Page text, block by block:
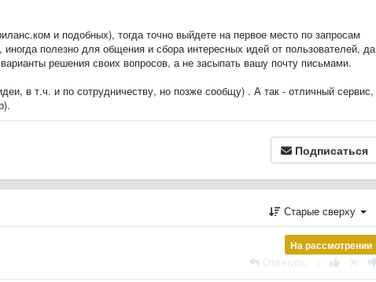
и подобных), тогда точно выйдете на первое место по запросам
полезно для общения и сбора интересных идей от пользователей, да
решения своих вопросов, а не засыпать вашу почту письмами.
в т.ч. и по сотрудничеству, но позже сообщу) . А так - отличный сервис,
Подписаться
Старые сверху
На рассмотрении
Ответить